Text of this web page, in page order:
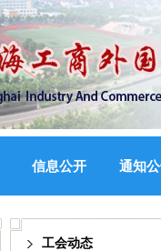
信息公开 通知
工会动态